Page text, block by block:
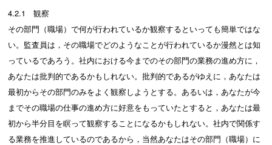
4.2.1 観察
その部門（職場）で何が行われているか観察するといっても簡単ではな
い。監査員は，その職場でどのようなことが行われているか漫然とは知
っているであろう。社内における今までのその部門の業務の進め方に，
あなたは批判的であるかもしれない。批判的であるがゆえに，あなたは
最初からその部門のみをよく観察しようとする。あるいは，あなたが今
までその職場の仕事の進め方に好意をもっていたとすると，あなたは最
初から半分目を瞑って観察することになるかもしれない。社内で関係す
る業務を推進しているのであるから，当然あなたはその部門（職場）に